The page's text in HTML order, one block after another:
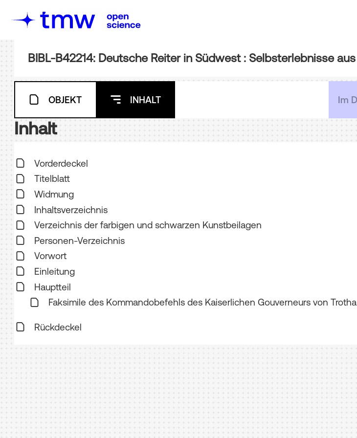
OBJEKT INHALT
Inhalt
Vorderdeckel
Titelblatt
Widmung
Inhaltsverzeichnis
Verzeichnis der farbigen und schwarzen Kunstbeilagen
Personen-Verzeichnis
Vorwort
Einleitung
Hauptteil
Faksimile des Kommandobefehls des Kaiserlichen Gouverneurs von Trotha
Rückdeckel